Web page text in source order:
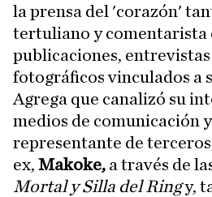
la prensa del 'corazón'
tertuliano y comentarista
publicaciones,
fotográficos vinculados a
Agrega que canalizó su
medios de comunicación
representante de
ex, Makoke, a través de
Mortal y Silla del Ringy,